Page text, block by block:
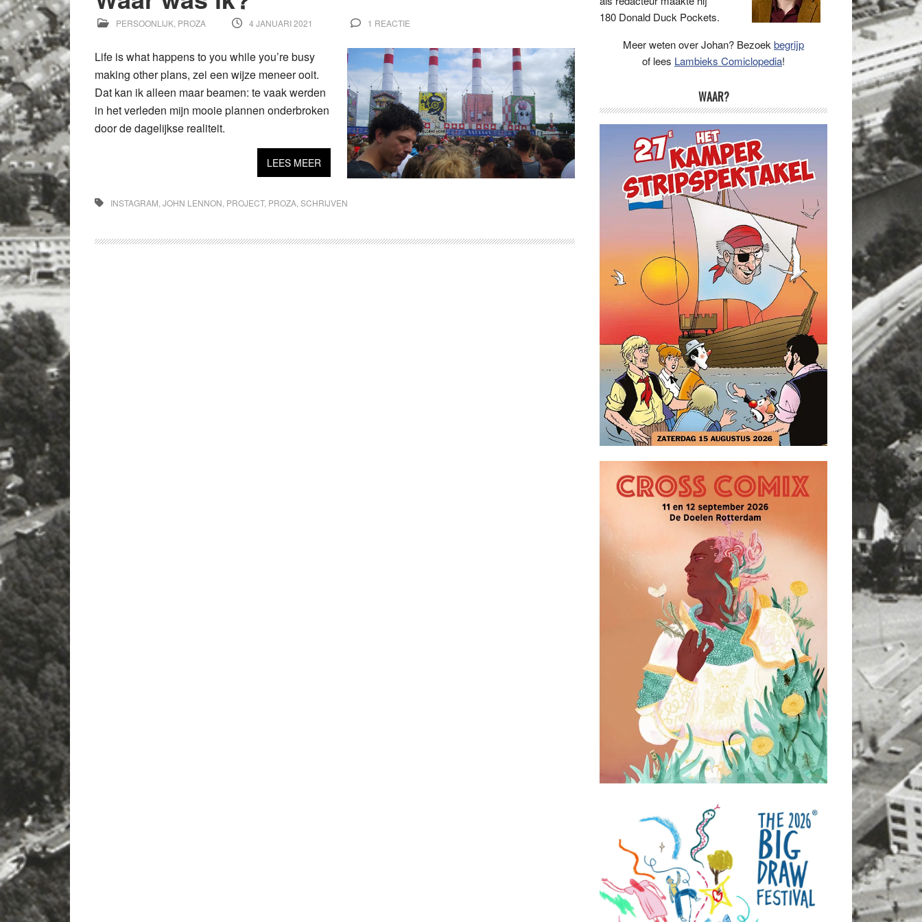
PERSOONLIJK PROZA 4 JANUARI 2021 1 REACTIE
Life is what happens to you while you’re busy
making other plans, zei een wijze meneer ooit.
Dat kan ik alleen maar beamen: te vaak werden
in het verleden mijn mooie plannen onderbroken
door de dagelijkse realiteit.
LEES MEER
INSTAGRAM JOHN LENNON PROJECT, PROZA SCHRIJVEN
180 Donald Duck Pockets.
Meer weten over Johan? Bezoek begrijp
of lees Lambieks Comiclopedia!
WAAR?